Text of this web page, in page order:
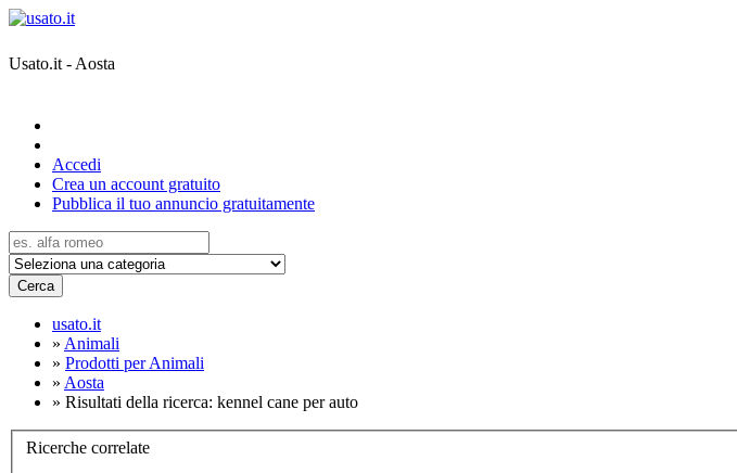
Usato.it - Aosta
Accedi
Crea un account gratuito
Pubblica il tuo annuncio gratuitamente
Cerca
usato.it
» Animali
» Prodotti per Animali
» Aosta
» Risultati della ricerca: kennel cane per auto
Ricerche correlate